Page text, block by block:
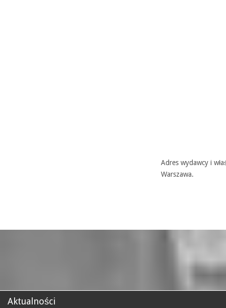
Adres wydawcy i
Warszawa.
Aktualności